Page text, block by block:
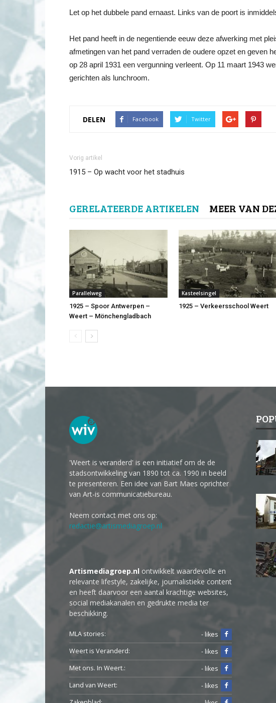
Let op het dubbele pand ernaast. Links van de poort is
Het pand heeft in de negentiende eeuw deze afwerking met
afmetingen van het pand verraden de oudere opzet en geven
op 28 april 1931 een vergunning verleent. Op 11 maart 1943
gerichten als lunchroom.
DELEN Facebook Twitter
Vorig artikel
1915 – Op wacht voor het stadhuis
GERELATEERDE ARTIKELEN MEER VAN
Parallelweg
1925 – Spoor Antwerpen –
Weert – Mönchengladbach
Kasteelsingel
1925 – Verkeersschool Weert
'Weert is veranderd' is een initiatief om de de
stadsontwikkeling van 1890 tot ca. 1990 in beeld
te presenteren. Een idee van Bart Maes oprichter
van Art-is communicatiebureau.
Neem contact met ons op:
redactie@artismediagroep.nl
Artismediagroep.nl ontwikkelt waardevolle en
relevante lifestyle, zakelijke, journalistieke content
en heeft daarvoor een aantal krachtige websites,
social mediakanalen en gedrukte media ter
beschikking.
MLA stories:
- likes
Weert is Veranderd:
- likes
Met ons. In Weert.:
- likes
Land van Weert:
- likes